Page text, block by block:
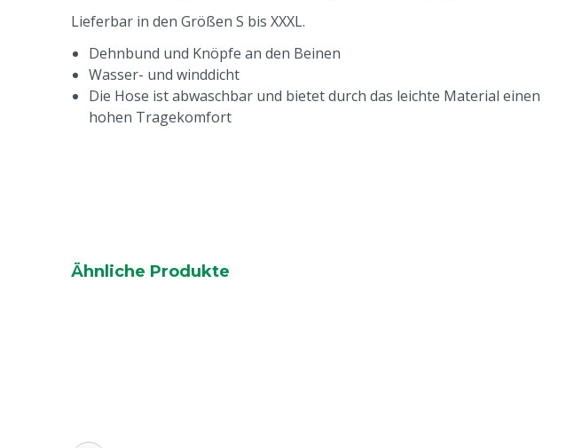
Lieferbar in den Größen S bis XXXL.
Dehnbund und Knöpfe an den Beinen
Wasser- und winddicht
Die Hose ist abwaschbar und bietet durch das leichte Material einen
hohen Tragekomfort
Ähnliche Produkte